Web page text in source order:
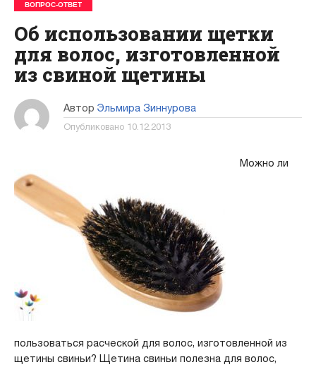
ВОПРОС-ОТВЕТ
Об использовании щетки
для волос, изготовленной
из свиной щетины
Автор Эльмира Зиннурова
Опубликовано 10.12.2013
Можно ли
пользоваться расческой для волос, изготовленной из
щетины свиньи? Щетина свиньи полезна для волос,